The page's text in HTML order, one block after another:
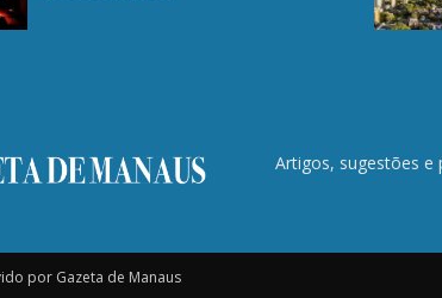
Artigos, sugestões e
por Gazeta de Manaus